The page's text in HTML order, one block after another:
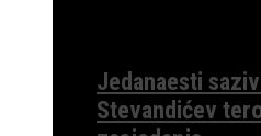
Jedanaesti
Stevandićev